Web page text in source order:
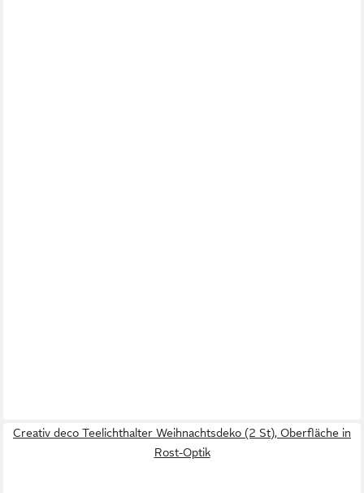
Creativ deco Teelichthalter Weihnachtsdeko (2 St), Oberfläche in
Rost-Optik